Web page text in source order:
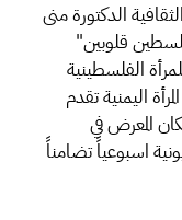
الدكتورة منى
قلوبين"
الفلسطينية
اليمنية تقدم
المعرض في
اسبوعياً تضامناً